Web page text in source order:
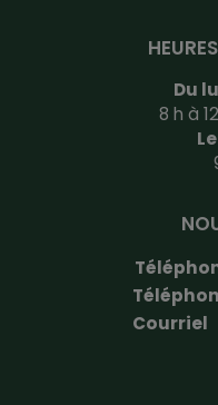
Du
8 h à
Courriel